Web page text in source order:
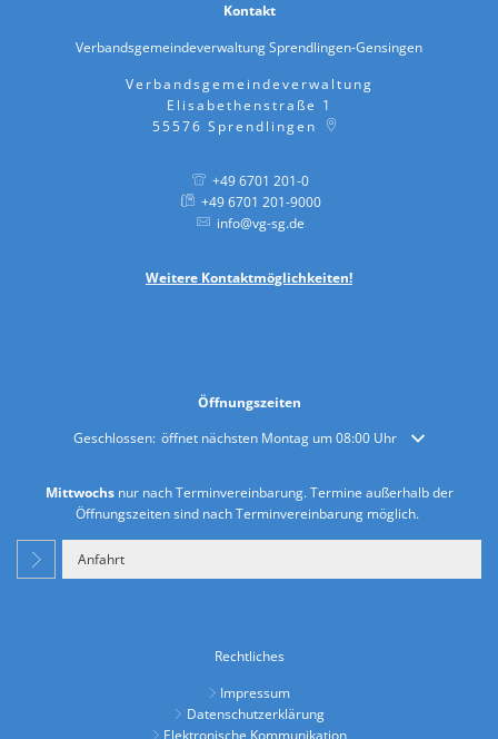
Kontakt
Verbandsgemeindeverwaltung Sprendlingen-Gensingen
Verbandsgemeindeverwaltung
Elisabethenstraße 1
55576 Sprendlingen
+49 6701 201-0
+49 6701 201-9000
info@vg-sg.de
Weitere Kontaktmöglichkeiten!
Öffnungszeiten
Klicken, um weitere Öffnungs- oder Schließzeiten auszublenden
Geschlossen: öffnet nächsten Montag um 08:00 Uhr
Mittwochs nur nach Terminvereinbarung. Termine außerhalb der
Öffnungszeiten sind nach Terminvereinbarung möglich.
Anfahrt
Rechtliches
Impressum
Datenschutzerklärung
Elektronische Kommunikation